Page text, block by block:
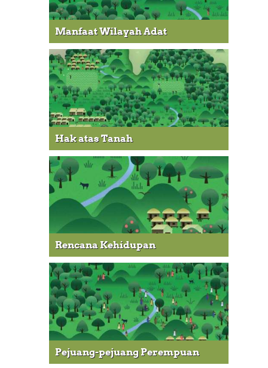
Manfaat Wilayah Adat
Hak atas Tanah
Rencana Kehidupan
Pejuang-pejuang Perempuan